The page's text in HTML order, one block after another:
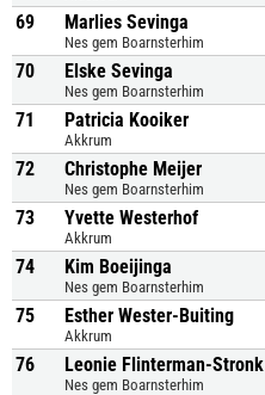
69 Marlies Sevinga
Nes gem Boarnsterhim
70 Elske Sevinga
Nes gem Boarnsterhim
71 Patricia Kooiker
Akkrum
72 Christophe Meijer
Nes gem Boarnsterhim
73 Yvette Westerhof
Akkrum
74 Kim Boeijinga
Nes gem Boarnsterhim
75 Esther Wester-Buiting
Akkrum
76 Leonie Flinterman-Stronk
Nes gem Boarnsterhim